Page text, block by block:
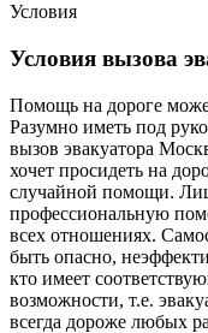
Условия
Условия вызова
Помощь на дороге
Разумно иметь под
вызов эвакуатора
хочет просидеть на
случайной помощи.
профессиональную
всех отношениях.
быть опасно,
кто имеет
возможности, т.е.
всегда дороже любых